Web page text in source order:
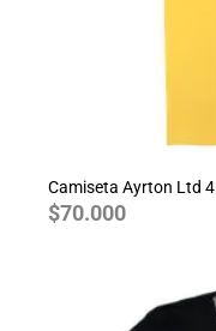
Camiseta Ayrton Ltd 4
$70.000